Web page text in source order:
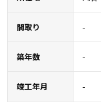
間取り -
築年数 -
竣工年月 -